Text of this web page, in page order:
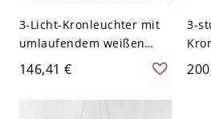
3-Licht-Kronleuchter mit
umlaufendem weißen
Textilschirm,
Abdeckvorrichtung,
Seilaufhängung und
146,41 €
3-